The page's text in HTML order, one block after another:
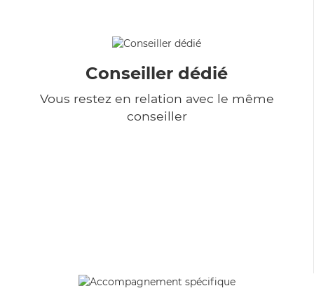
Conseiller dédié
Vous restez en relation avec le même
conseiller